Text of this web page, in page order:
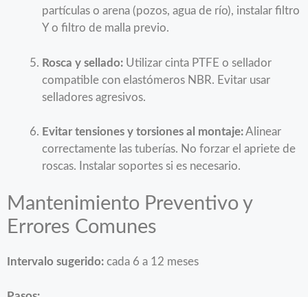
partículas o arena (pozos, agua de río), instalar filtro
Y o filtro de malla previo.
Rosca y sellado: Utilizar cinta PTFE o sellador
compatible con elastómeros NBR. Evitar usar
selladores agresivos.
Evitar tensiones y torsiones al montaje:Alinear
correctamente las tuberías. No forzar el apriete de
roscas. Instalar soportes si es necesario.
Mantenimiento Preventivo y
Errores Comunes
Intervalo sugerido: cada 6 a 12 meses